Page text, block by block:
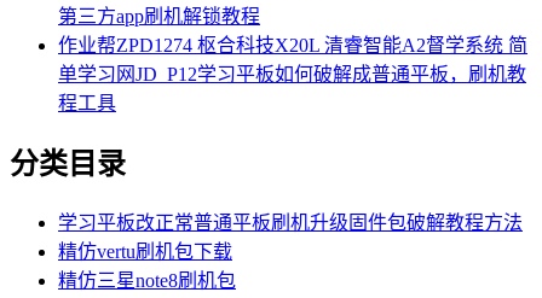
第三方app刷机解锁教程
作业帮ZPD1274 枢合科技X20L 清睿智能A2督学系统 简
单学习网JD_P12学习平板如何破解成普通平板，刷机教
程工具
分类目录
学习平板改正常普通平板刷机升级固件包破解教程方法
精仿vertu刷机包下载
精仿三星note8刷机包